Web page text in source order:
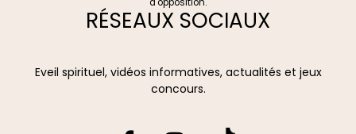
RÉSEAUX SOCIAUX
Eveil spirituel, vidéos informatives, actualités et jeux
concours.